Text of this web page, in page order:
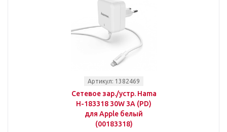
Артикул: 1382469
Сетевое зар./устр. Hama
H-183318 30W 3A (PD)
для Apple белый
(00183318)